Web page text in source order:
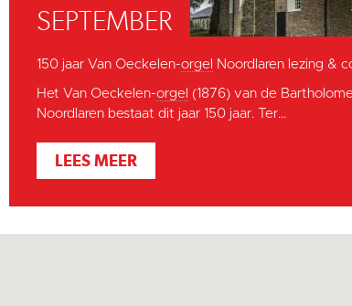
SEPTEMBER
150 jaar Van Oeckelen-orgel Noordlaren lezing &
Het Van Oeckelen-orgel (1876) van de
Noordlaren bestaat dit jaar 150 jaar. Ter...
LEES MEER